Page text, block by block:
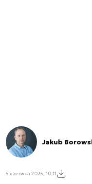
Jakub
5 czerwca 2025, 10:11